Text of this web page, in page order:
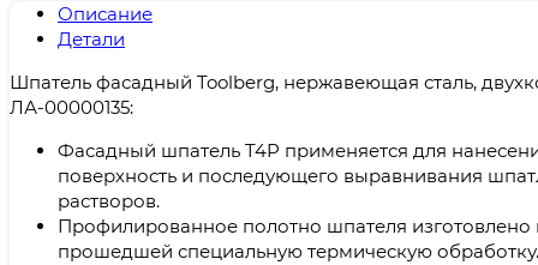
Описание
Детали
Шпатель фасадный Toolberg, нержавеющая сталь,
ЛА-00000135:
Фасадный шпатель T4P применяется для
поверхность и последующего выравнивания
растворов.
Профилированное полотно шпателя
прошедшей специальную термическую обработку.